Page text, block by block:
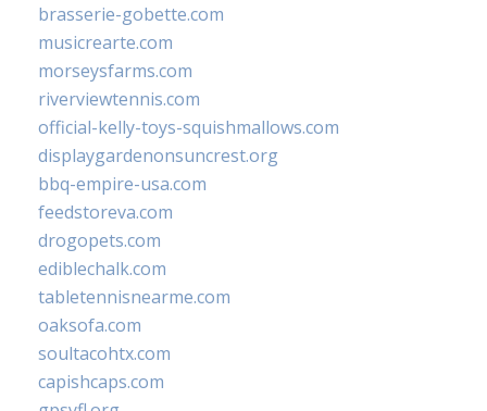
brasserie-gobette.com
musicrearte.com
morseysfarms.com
riverviewtennis.com
official-kelly-toys-squishmallows.com
displaygardenonsuncrest.org
bbq-empire-usa.com
feedstoreva.com
drogopets.com
ediblechalk.com
tabletennisnearme.com
oaksofa.com
soultacohtx.com
capishcaps.com